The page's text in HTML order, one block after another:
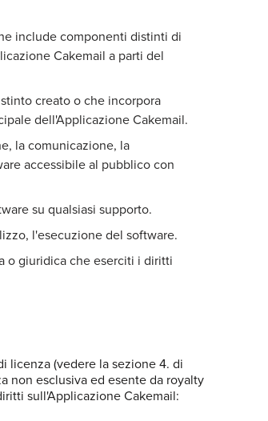
include componenti distinti di
Cakemail a parti del
creato o che incorpora
dell'Applicazione Cakemail.
la comunicazione, la
accessibile al pubblico con
su qualsiasi supporto.
l'esecuzione del software.
o giuridica che eserciti i diritti
licenza (vedere la sezione 4. di
non esclusiva ed esente da royalty
sull'Applicazione Cakemail: